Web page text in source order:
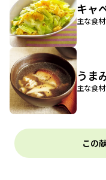
キャ
主な食
うま
主な食
この